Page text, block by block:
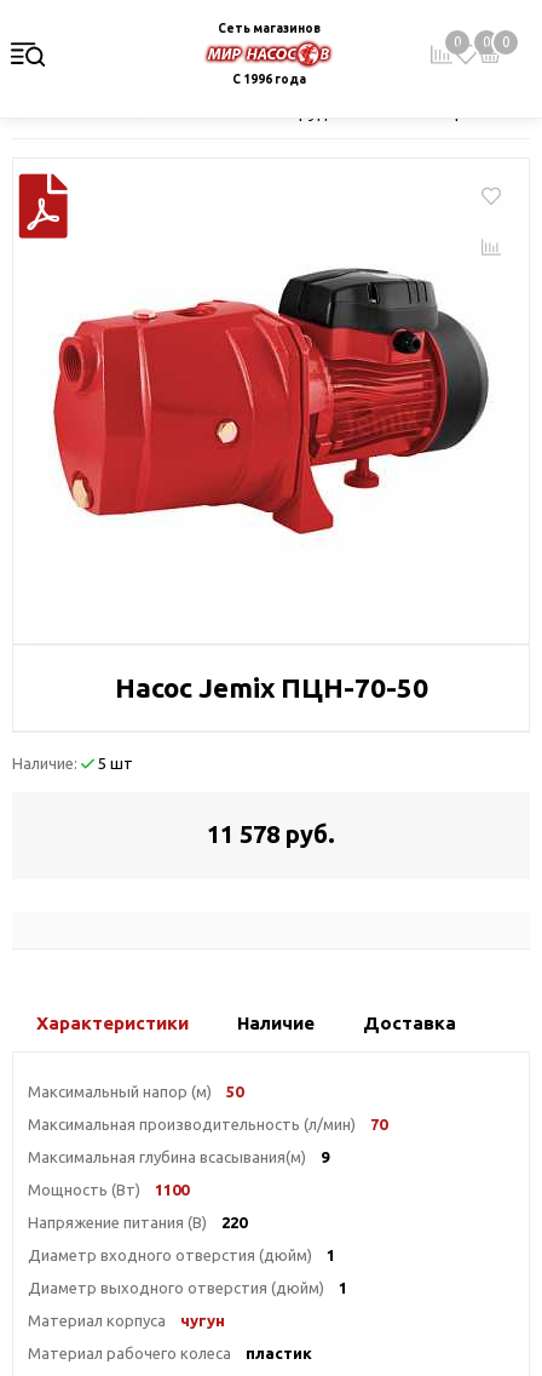
Сеть магазинов
С 1996 года
0 0 0
Насос Jemix ПЦН-70-50
Наличие: 5 шт
11 578 руб.
Характеристики Наличие Доставка
Максимальный напор (м)
50
Максимальная производительность (л/мин)
70
Максимальная глубина всасывания(м)
9
Мощность (Вт)
1100
Напряжение питания (В)
220
Диаметр входного отверстия (дюйм)
1
Диаметр выходного отверстия (дюйм)
1
Материал корпуса
чугун
Материал рабочего колеса
пластик